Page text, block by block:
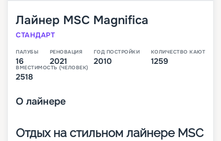
Лайнер MSC Magnifica
СТАНДАРТ
ПАЛУБЫ
16
РЕНОВАЦИЯ
2021
ГОД ПОСТРОЙКИ
2010
КОЛИЧЕСТВО КАЮТ
1259
ВМЕСТИМОСТЬ (ЧЕЛОВЕК)
2518
О лайнере
Отдых на стильном лайнере MSC